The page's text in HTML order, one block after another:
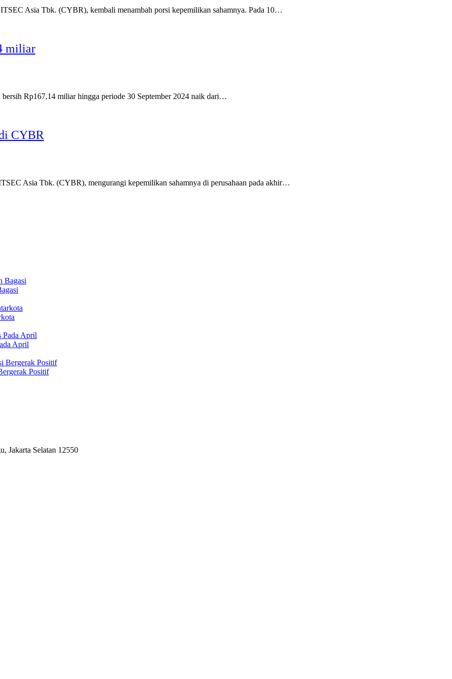
Asia Tbk. (CYBR), kembali menambah porsi kepemilikan sahamnya. Pada 10…
miliar
Rp167,14 miliar hingga periode 30 September 2024 naik dari…
CYBR
Asia Tbk. (CYBR), mengurangi kepemilikan sahamnya di perusahaan pada akhir…
April
Positif
Jakarta Selatan 12550